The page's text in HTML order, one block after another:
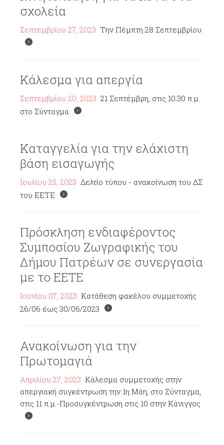
σχολεία
Σεπτεμβρίου 27, 2023 Την Πέμπτη 28 Σεπτεμβρίου
Κάλεσμα για απεργία
Σεπτεμβρίου 20, 2023 21 Σεπτέμβρη, στις 10.30 π.μ.
στο Σύνταγμα
Καταγγελία για την ελάχιστη
βάση εισαγωγής
Ιουλίου 25, 2023 Δελτίο τύπου - ανακοίνωση του ΔΣ
του ΕΕΤΕ
Πρόσκληση ενδιαφέροντος
Συμποσίου Ζωγραφικής του
Δήμου Πατρέων σε συνεργασία
με το ΕΕΤΕ
Ιουνίου 07, 2023 Κατάθεση φακέλου συμμετοχής
26/06 έως 30/06/2023
Ανακοίνωση για την
Πρωτομαγιά
Απριλίου 27, 2023 Κάλεσμα συμμετοχής στην
απεργιακή συγκέντρωση την 1η Μάη, στο Σύνταγμα,
στις 11 π.μ.-Προσυγκέντρωση στις 10 στην Κάνιγγος